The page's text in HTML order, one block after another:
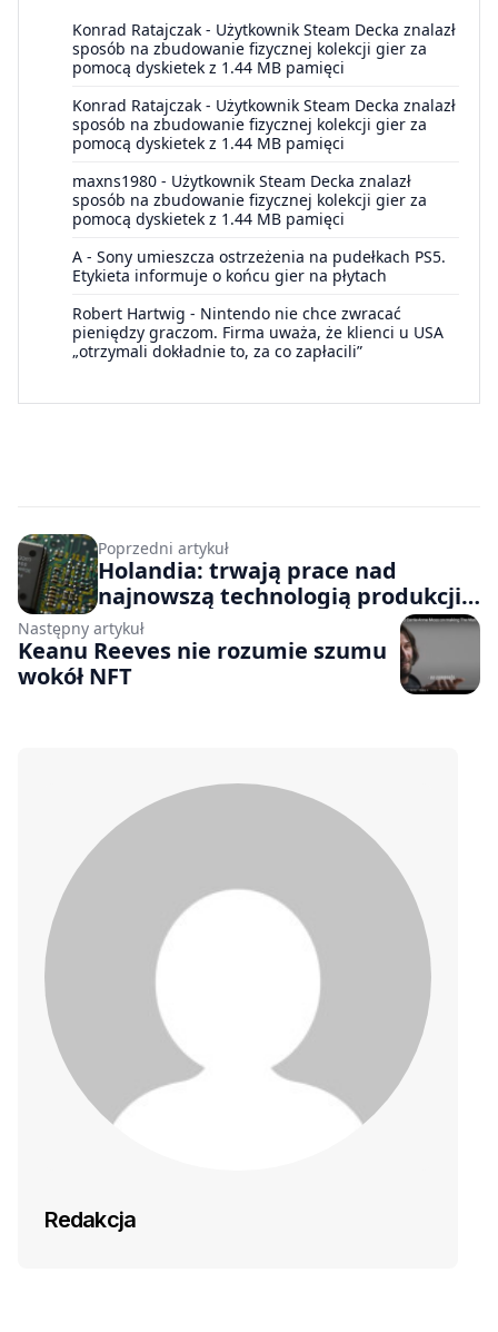
Konrad Ratajczak - Użytkownik Steam Decka znalazł
sposób na zbudowanie fizycznej kolekcji gier za
pomocą dyskietek z 1.44 MB pamięci
Konrad Ratajczak - Użytkownik Steam Decka znalazł
sposób na zbudowanie fizycznej kolekcji gier za
pomocą dyskietek z 1.44 MB pamięci
maxns1980 - Użytkownik Steam Decka znalazł
sposób na zbudowanie fizycznej kolekcji gier za
pomocą dyskietek z 1.44 MB pamięci
A - Sony umieszcza ostrzeżenia na pudełkach PS5.
Etykieta informuje o końcu gier na płytach
Robert Hartwig - Nintendo nie chce zwracać
pieniędzy graczom. Firma uważa, że klienci u USA
„otrzymali dokładnie to, za co zapłacili”
Poprzedni artykuł
Holandia: trwają prace nad
najnowszą technologią produkcji
chipów
Następny artykuł
Keanu Reeves nie rozumie szumu
wokół NFT
Redakcja